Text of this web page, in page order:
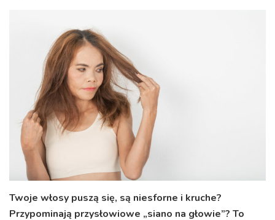
Twoje włosy puszą się, są niesforne i kruche?
Przypominają przysłowiowe „siano na głowie”? To